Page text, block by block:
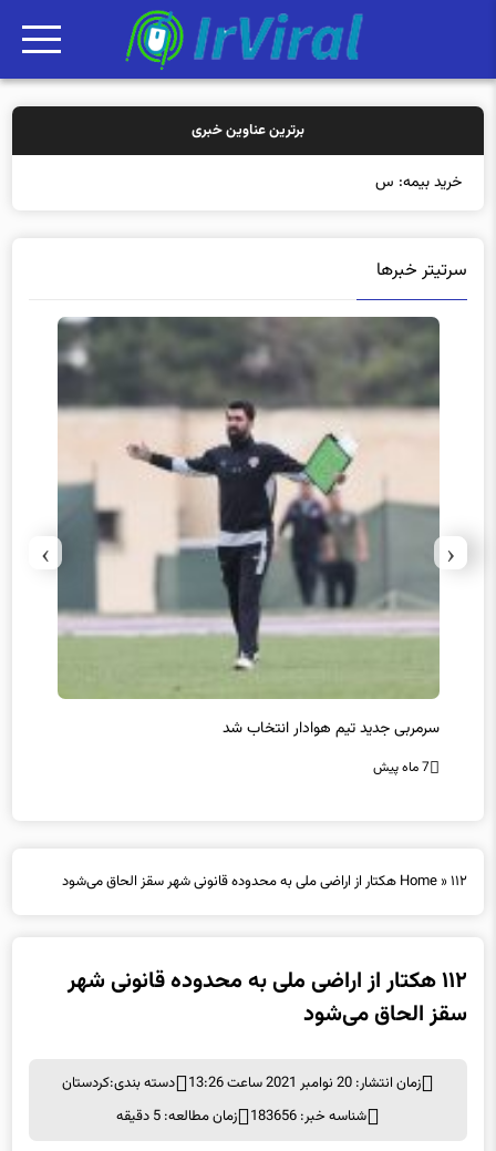
برترین عناوین خبری
خرید بیمه: سنتی یا آنلا
سرتیتر خبرها
سرمربی جدید تیم هوادار انتخاب شد
7 ماه پیش
‹
›
Home»۱۱۲ هکتار از اراضی ملی به محدوده قانونی شهر سقز الحاق می‌شود
۱۱۲ هکتار از اراضی ملی به محدوده قانونی شهر
سقز الحاق می‌شود
زمان انتشار: 20 نوامبر 2021 ساعت 13:26 دسته بندی:کردستان
شناسه خبر: 183656
زمان مطالعه: 5 دقیقه